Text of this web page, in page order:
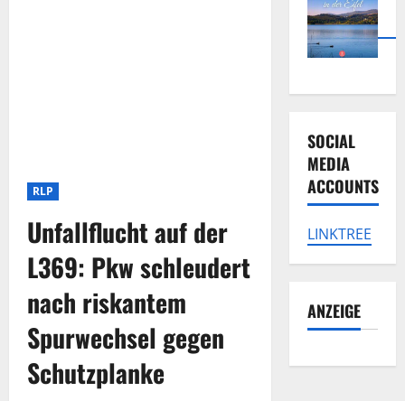
RLP
Unfallflucht auf der
L369: Pkw schleudert
nach riskantem
Spurwechsel gegen
Schutzplanke
SOCIAL
MEDIA
ACCOUNTS
LINKTREE
ANZEIGE